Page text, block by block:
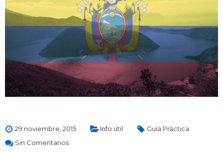
29 noviembre, 2015 Info útil
Guía Práctica
Sin Comentarios